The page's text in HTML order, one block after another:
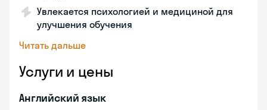
Увлекается психологией и медициной для
улучшения обучения
Читать дальше
Услуги и цены
Английский язык